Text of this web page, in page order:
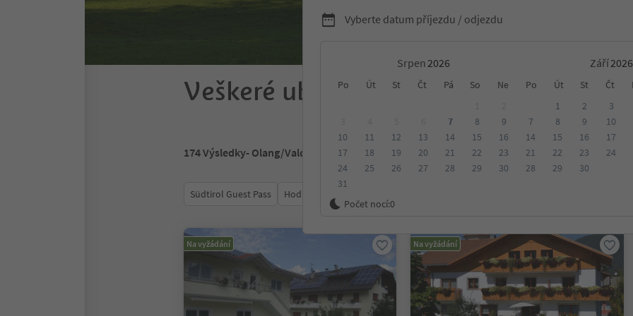
Vyberte datum příjezdu / odjezdu
Srpen Září
Po Út St Čt Pá So Ne Po Út St Čt
7 8
9
10
11 12 13 14 15
16
17
18 19 20 21 22
23
24
25 26 27 28 29
30
31
1 2 3
7
8 9 10
14
15 16 17
21
22 23 24
28
29 30
Počet nocí:0
Veškeré ubytování v Olang/Valdaora
174Výsledky- Olang/Valdaora
Südtirol Guest Pass Hodnocení
Na vyžádání Na vyžádání